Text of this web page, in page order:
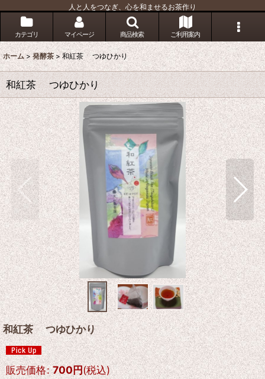
人と人をつなぎ、心を和ませるお茶作り
カテゴリ マイページ 商品検索 ご利用案内
ホーム > 発酵茶 > 和紅茶 つゆひかり
和紅茶 つゆひかり
和紅茶 つゆひかり
販売価格: 700円(税込)